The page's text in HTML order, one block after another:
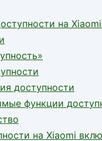
на
доступности
функции
на Xiaomi